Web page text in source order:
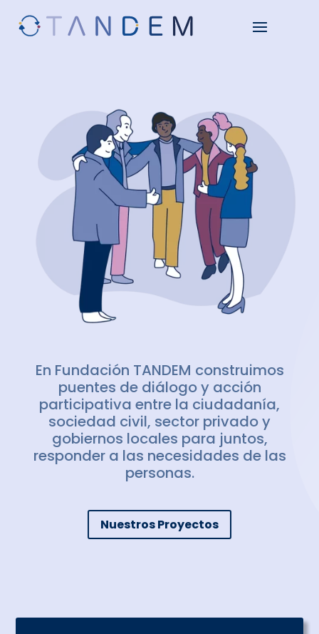
En Fundación TANDEM construimos
puentes de diálogo y acción
participativa entre la ciudadanía,
sociedad civil, sector privado y
gobiernos locales para juntos,
responder a las necesidades de las
personas.
Nuestros Proyectos